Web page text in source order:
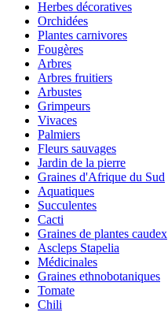
Herbes décoratives
Orchidées
Plantes carnivores
Fougères
Arbres
Arbres fruitiers
Arbustes
Grimpeurs
Vivaces
Palmiers
Fleurs sauvages
Jardin de la pierre
Graines d'Afrique du Sud
Aquatiques
Succulentes
Cacti
Graines de plantes caudex
Ascleps Stapelia
Médicinales
Graines ethnobotaniques
Tomate
Chili